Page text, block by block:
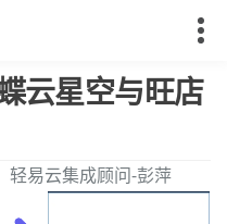
云星空与旺店
轻易云集成顾问-彭萍